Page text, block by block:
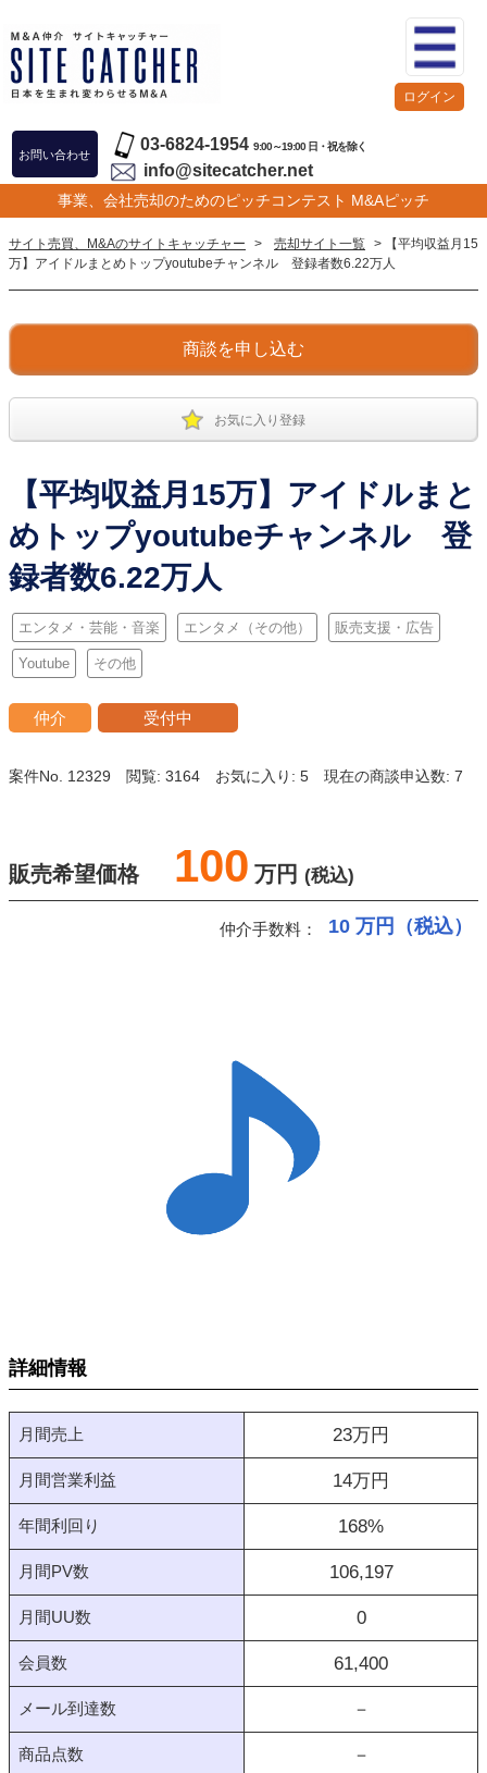
お問い合わせ
03-6824-1954 9:00～19:00 日・祝を除く
info@sitecatcher.net
事業、会社売却のためのピッチコンテスト M&Aピッチ
ログイン
サイト売買、M&Aのサイトキャッチャー > 売却サイト一覧 > 【平均収益月15
万】アイドルまとめトップyoutubeチャンネル 登録者数6.22万人
商談を申し込む
お気に入り登録
【平均収益月15万】アイドルまと
めトップyoutubeチャンネル 登
録者数6.22万人
エンタメ・芸能・音楽 エンタメ（その他） 販売支援・広告
Youtube その他
仲介 受付中
案件No. 12329 閲覧: 3164 お気に入り: 5 現在の商談申込数: 7
販売希望価格 100 万円 (税込)
仲介手数料： 10 万円（税込）
詳細情報
月間売上 23万円
月間営業利益 14万円
年間利回り 168%
月間PV数 106,197
月間UU数 0
会員数 61,400
メール到達数 －
商品点数 －